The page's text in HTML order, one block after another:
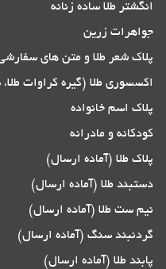
انگشتر طلا ساده زنانه
جواهرات زرین
پلاک شعر طلا و متن های
اکسسوری طلا (گیره کراوات
پلاک اسم خانواده
کودکانه و مادرانه
پلاک طلا (آماده ارسال)
دستبند طلا (آماده ارسال)
نیم ست طلا (آماده ارسال)
گردنبند سنگ (آماده ارسال)
پابند طلا (آماده ارسال)